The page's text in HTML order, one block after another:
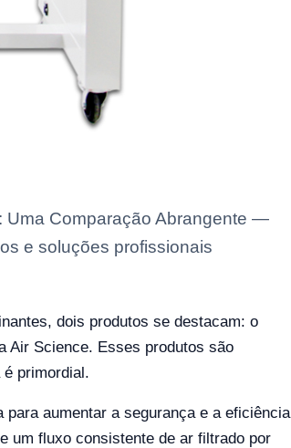
Uma Comparação Abrangente —
e soluções profissionais
dois produtos se destacam: o
Air Science. Esses produtos são
primordial.
aumentar a segurança e a eficiência
um fluxo consistente de ar filtrado por